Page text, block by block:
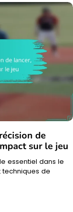
de
sur le jeu
essentiel dans le
de